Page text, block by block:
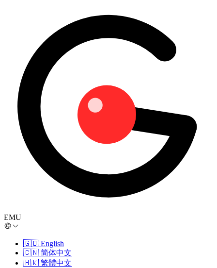
EMU
🇬🇧 English
🇨🇳 简体中文
🇭🇰 繁體中文